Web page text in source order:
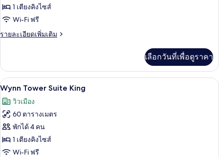
Wynn
Tower
Salon
1 เตียงคิงไซส์
Wi-Fi ฟรี
รายละเอียดเพิ่มเติม
ราย
เกี่ยว
กับ
Wynn
Tower
Suite
Salon
เลือกวันที่เพื่อดูราคา
เปิด
ภาพถ่าย
ทั้งหมด
ของ
Wynn
Tower
เครื่องนอนระดับพรีเมียม, เตียงพร้อม
4
Wynn Tower Suite King
วิวเมือง
60 ตารางเมตร
พักได้ 4 คน
1 เตียงคิงไซส์
Wi-Fi ฟรี